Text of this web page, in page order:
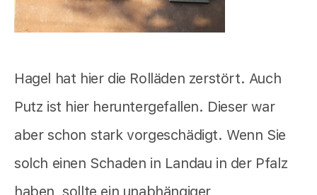
Hagel hat hier die Rolläden zerstört. Auch
Putz ist hier heruntergefallen. Dieser war
aber schon stark vorgeschädigt. Wenn Sie
solch einen Schaden in Landau in der Pfalz